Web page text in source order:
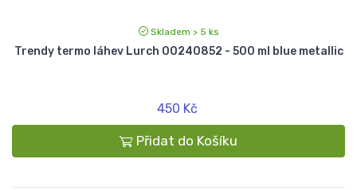
Skladem > 5 ks
Trendy termo láhev Lurch 00240852 - 500 ml blue metallic
450 Kč
Přidat do Košíku